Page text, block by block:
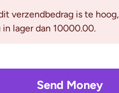
verzendbedrag is te
in lager dan 10000.00.
Send Money